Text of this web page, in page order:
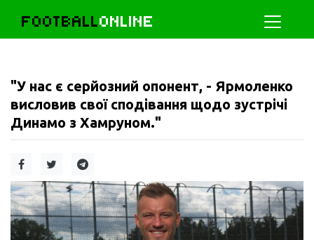
FOOTBALLONLINE
"У нас є серйозний опонент, - Ярмоленко
висловив свої сподівання щодо зустрічі
Динамо з Хамруном."